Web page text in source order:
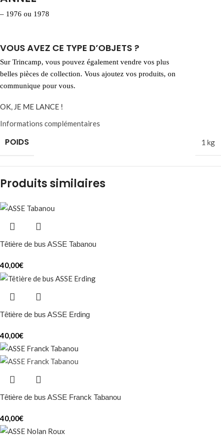
– 1976 ou 1978
VOUS AVEZ CE TYPE D’OBJETS ?​
Sur Trincamp, vous pouvez également vendre vos plus
belles pièces de collection. Vous ajoutez vos produits, on
communique pour vous.
OK, JE ME LANCE !
Informations complémentaires
POIDS 1 kg
Produits similaires
Têtière de bus ASSE Tabanou
40,00€
Têtière de bus ASSE Erding
40,00€
Têtière de bus ASSE Franck Tabanou
40,00€